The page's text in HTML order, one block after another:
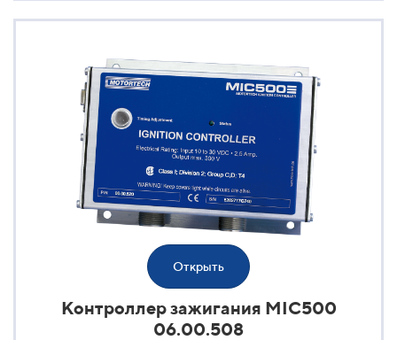
Открыть
Контроллер зажигания MIC500
06.00.508